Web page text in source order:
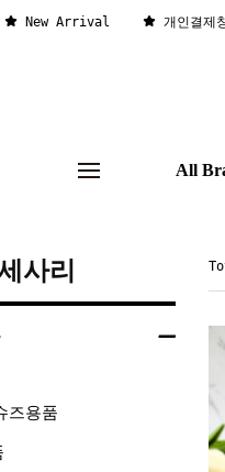
New Arrival 개인결제
All
사리
즈용품